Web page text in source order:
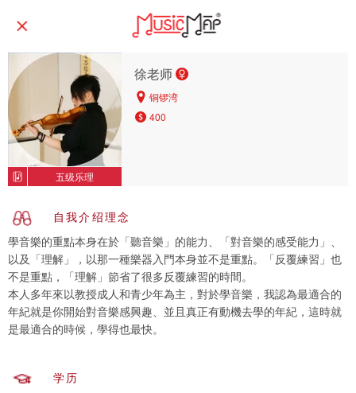
五级乐理
徐老师
铜锣湾
400
自我介绍理念
學音樂的重點本身在於「聽音樂」的能力、「對音樂的感受能力」、
以及「理解」，以那一種樂器入門本身並不是重點。「反覆練習」也
不是重點，「理解」節省了很多反覆練習的時間。
本人多年來以教授成人和青少年為主，對於學音樂，我認為最適合的
年紀就是你開始對音樂感興趣、並且真正有動機去學的年紀，這時就
学历